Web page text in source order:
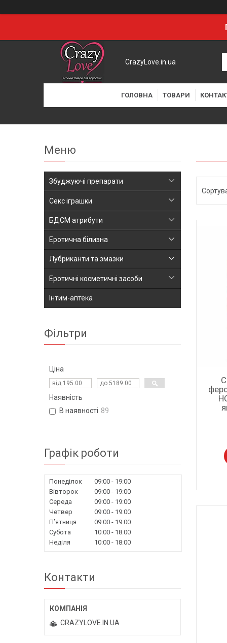
CrazyLove.in.ua
ГОЛОВНА ТОВАРИ
Збуджуючі препарати
Секс іграшки
БДСМ атрибути
Еротична білизна
Лубриканти та змазки
Еротичні косметичні засоби
Інтим-аптека
Фільтри
Ціна
Наявність
В наявності 89
Графік роботи
Понеділок 09:00
19:00
Вівторок
09:00
19:00
Середа
09:00
19:00
Четвер
09:00
19:00
Пʼятниця
09:00
19:00
Субота
10:00
18:00
Неділя
10:00 18:00
Контакти
CRAZYLOVE.IN.UA